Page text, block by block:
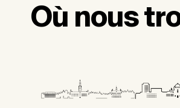
Où nous